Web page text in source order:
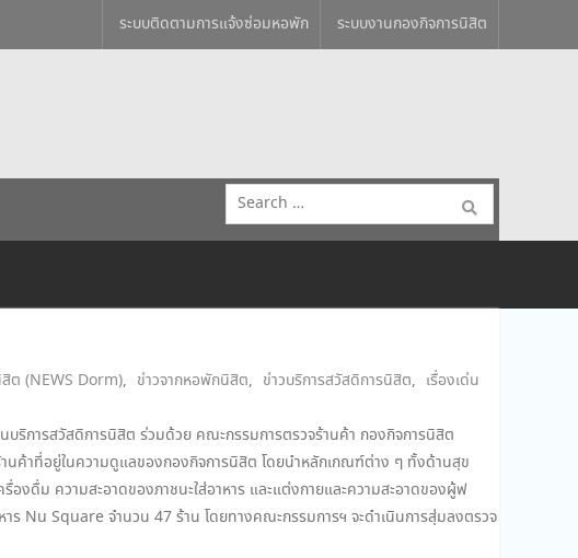
ระบบติดตามการแจ้งซ่อมหอพัก ระบบงานกองกิจการนิสิต
Search
for:
ต (NEWS Dorm), ข่าวจากหอพักนิสิต, ข่าวบริการสวัสดิการนิสิต, เรื่องเด่น
ริการสวัสดิการนิสิต ร่วมด้วย คณะกรรมการตรวจร้านค้า กองกิจการนิสิต
านค้าที่อยู่ในความดูแลของกองกิจการนิสิต โดยนำหลักเกณฑ์ต่าง ๆ ทั้งด้านสุข
งดื่ม ความสะอาดของภาชนะใส่อาหาร และแต่งกายและความสะอาดของผู้ฟ
Nu Square จำนวน 47 ร้าน โดยทางคณะกรรมการฯ จะดำเนินการสุ่มลงตรวจ